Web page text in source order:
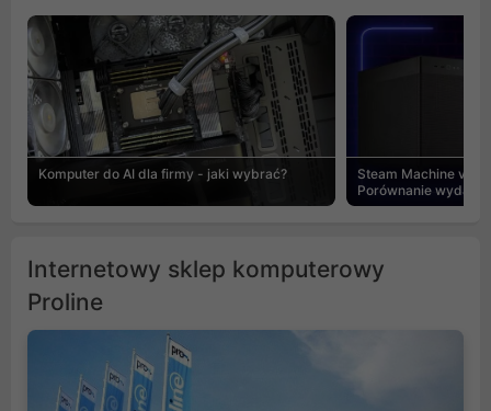
Komputer do AI dla firmy - jaki wybrać?
Steam Machine vs
Porównanie
Internetowy sklep komputerowy
Proline